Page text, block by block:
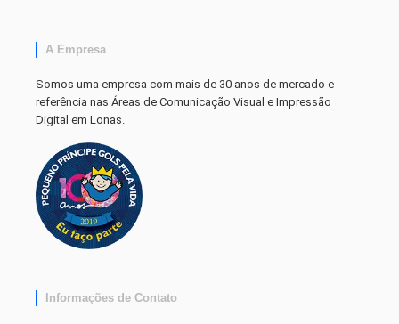
A Empresa
Somos uma empresa com mais de 30 anos de mercado e
referência nas Áreas de Comunicação Visual e Impressão
Digital em Lonas.
Informações de Contato